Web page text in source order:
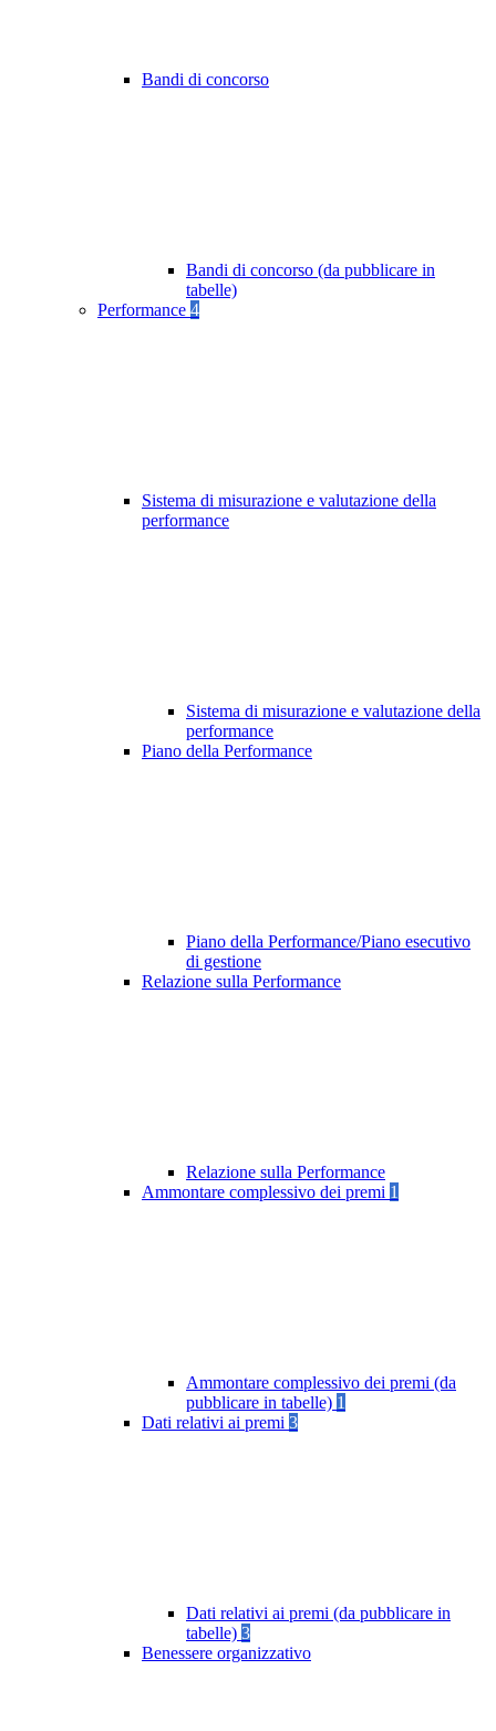
Bandi di concorso
Bandi di concorso (da pubblicare in
tabelle)
Performance 4
Sistema di misurazione e valutazione della
performance
Sistema di misurazione e valutazione della
performance
Piano della Performance
Piano della Performance/Piano esecutivo
di gestione
Relazione sulla Performance
Relazione sulla Performance
Ammontare complessivo dei premi 1
Ammontare complessivo dei premi (da
pubblicare in tabelle) 1
Dati relativi ai premi 3
Dati relativi ai premi (da pubblicare in
tabelle) 3
Benessere organizzativo